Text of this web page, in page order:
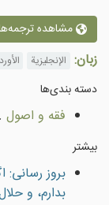
مشاهده
زبان: الإنجليزية
دسته بندى‌ها
فقه و اصول .
بیشتر
بروز رسانی:
بدارم، و